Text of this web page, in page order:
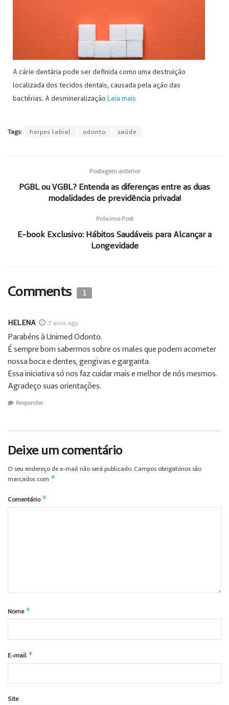
A cárie dentária pode ser definida como uma destruição
localizada dos tecidos dentais, causada pela ação das
bactérias. A desmineralização Leia mais
Tags: herpes labial odonto saúde
Postagem anterior
PGBL ou VGBL? Entenda as diferenças entre as duas
modalidades de previdência privada!
Próximo Post
E-book Exclusivo: Hábitos Saudáveis para Alcançar a
Longevidade
Comments 1
HELENA 7 anos ago
Parabéns à Unimed Odonto.
É sempre bom sabermos sobre os males que podem acometer
nossa boca e dentes, gengivas e garganta.
Essa iniciativa só nos faz cuidar mais e melhor de nós mesmos.
Agradeço suas orientações.
Responder
Deixe um comentário
O seu endereço de e-mail não será publicado. Campos obrigatórios são
marcados com *
Comentário *
Nome *
E-mail *
Site